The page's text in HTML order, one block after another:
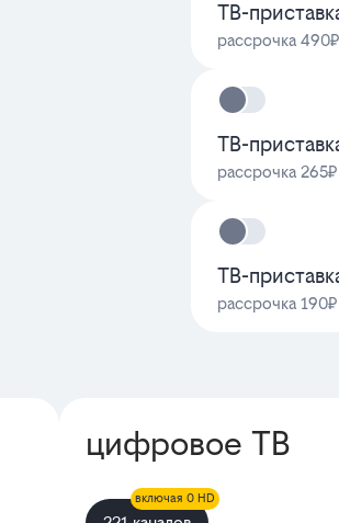
ТВ-
рассрочка
ТВ-
рассрочка
ТВ-
рассрочка
цифровое ТВ
включая 0 HD